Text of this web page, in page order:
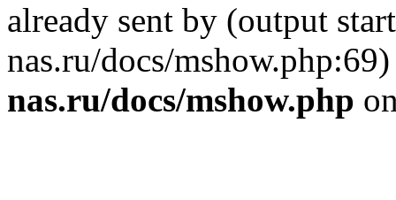
already sent by (output
nas.ru/docs/
nas.ru/docs/mshow.php